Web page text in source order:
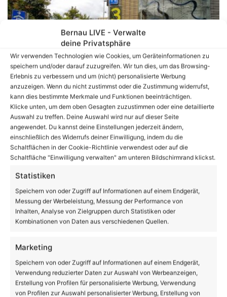
Bernau LIVE - Verwalte
deine Privatsphäre
Wir verwenden Technologien wie Cookies, um Geräteinformationen zu
speichern und/oder darauf zuzugreifen. Wir tun dies, um das Browsing-
Erlebnis zu verbessern und um (nicht) personalisierte Werbung
anzuzeigen. Wenn du nicht zustimmst oder die Zustimmung widerrufst,
kann dies bestimmte Merkmale und Funktionen beeinträchtigen.
Klicke unten, um dem oben Gesagten zuzustimmen oder eine detaillierte
Auswahl zu treffen. Deine Auswahl wird nur auf dieser Seite
angewendet. Du kannst deine Einstellungen jederzeit ändern,
einschließlich des Widerrufs deiner Einwilligung, indem du die
Schaltflächen in der Cookie-Richtlinie verwendest oder auf die
Schaltfläche "Einwilligung verwalten" am unteren Bildschirmrand klickst.
Statistiken
Speichern von oder Zugriff auf Informationen auf einem Endgerät,
Messung der Werbeleistung, Messung der Performance von
Inhalten, Analyse von Zielgruppen durch Statistiken oder
Kombinationen von Daten aus verschiedenen Quellen.
Marketing
Speichern von oder Zugriff auf Informationen auf einem Endgerät,
Verwendung reduzierter Daten zur Auswahl von Werbeanzeigen,
Erstellung von Profilen für personalisierte Werbung, Verwendung
von Profilen zur Auswahl personalisierter Werbung, Erstellung von
Bernau: Kostenloses Parken im Parkhaus adé
Volltextsuche
Suchen
nach:
Bernau
28
31º - 20º
46%
31
So.
28 23 ℃
Di.
25 ℃
Mi.
28
Do.